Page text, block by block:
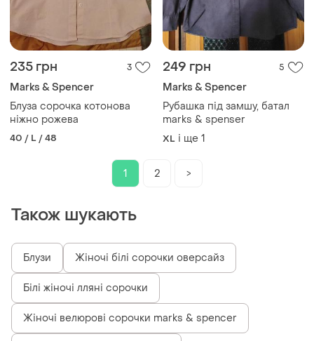
235 грн 3
Marks & Spencer
Блуза сорочка котонова
ніжно рожева
40 / L / 48
249 грн 5
Marks & Spencer
Рубашка під замшу, батал
marks & spenser
XL і ще 1
1 2 >
Також шукають
Блузи Жіночі білі сорочки оверсайз
Білі жіночі лляні сорочки
Жіночі велюрові сорочки marks & spencer